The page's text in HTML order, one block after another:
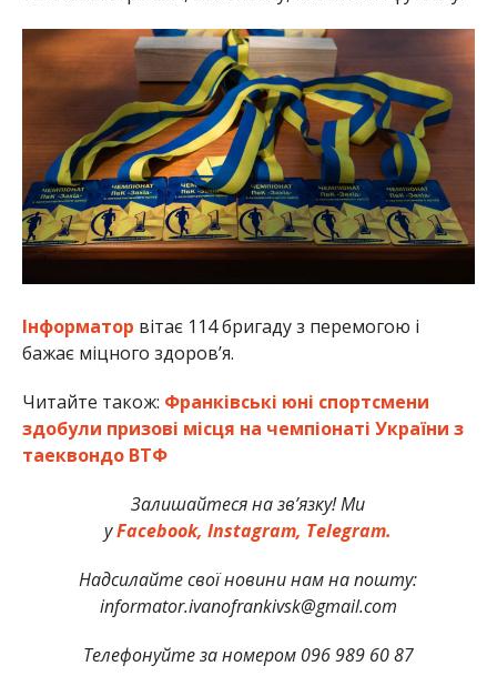
Інформатор вітає 114 бригаду з перемогою і
бажає міцного здоров’я.
Читайте також: Франківські юні спортсмени
здобули призові місця на чемпіонаті України з
таеквондо ВТФ
Залишайтеся на зв’язку! Ми
уFacebook,Instagram, Telegram.
Надсилайте свої новини нам на пошту:
informator.ivanofrankivsk@gmail.com
Телефонуйте за номером 096 989 60 87